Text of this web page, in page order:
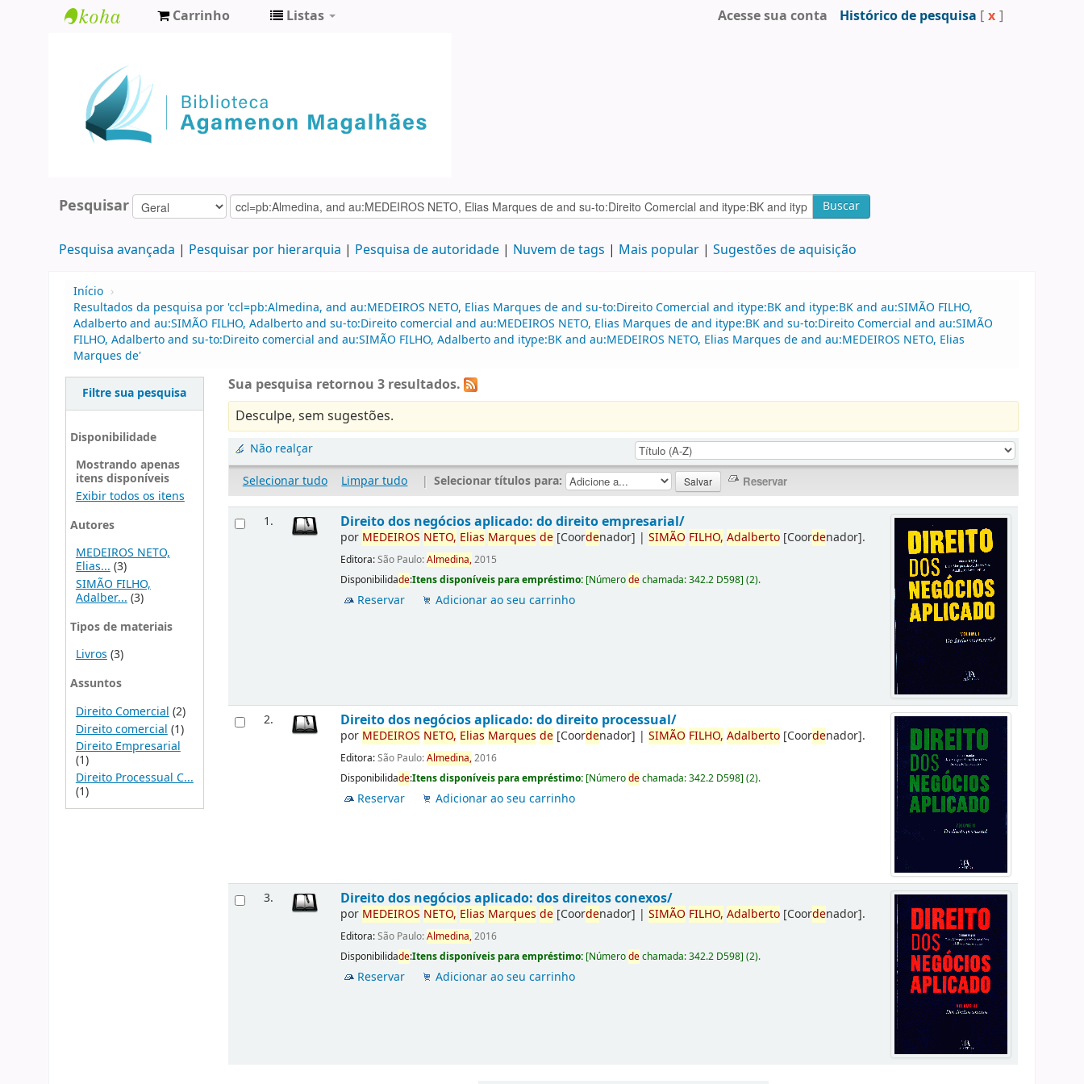
Agamenon
Magalhães
Carrinho Listas Acesse sua conta Histórico de pesquisa [ x ]
Pesquisar Buscar
Pesquisa avançada Pesquisar por hierarquia Pesquisa de autoridade Nuvem de tags Mais popular Sugestões de aquisição
Início ›
Resultados da pesquisa por 'ccl=pb:Almedina, and au:MEDEIROS NETO, Elias Marques de and su-to:Direito Comercial and itype:BK and itype:BK and au:SIMÃO FILHO,
Adalberto and au:SIMÃO FILHO, Adalberto and su-to:Direito comercial and au:MEDEIROS NETO, Elias Marques de and itype:BK and su-to:Direito Comercial and au:SIMÃO
FILHO, Adalberto and su-to:Direito comercial and au:SIMÃO FILHO, Adalberto and itype:BK and au:MEDEIROS NETO, Elias Marques de and au:MEDEIROS NETO, Elias
Marques de'
Filtre sua pesquisa
Disponibilidade
Mostrando apenas
itens disponíveis
Exibir todos os itens
Autores
MEDEIROS NETO,
Elias...(3)
SIMÃO FILHO,
Adalber... (3)
Tipos de materiais
Livros(3)
Assuntos
Direito Comercial (2)
Direito comercial (1)
Direito Empresarial
(1)
Direito Processual C...
(1)
Sua pesquisa retornou 3 resultados.
Desculpe, sem sugestões.
Não realçar
Selecionar tudo
Limpar tudo | Selecionar títulos para:
1. Direito dos negócios aplicado: do direito empresarial/
por MEDEIROS NETO, Elias Marques de [Coordenador] |SIMÃO FILHO, Adalberto [Coordenador].
Editora:São Paulo:Almedina,2015
Disponibilidade:Itens disponíveis para empréstimo: [Númerodechamada:342.2 D598](2).
Reservar Adicionar ao seu carrinho
2. Direito dos negócios aplicado: do direito processual/
por MEDEIROS NETO, Elias Marques de [Coordenador] |SIMÃO FILHO, Adalberto [Coordenador].
Editora:São Paulo:Almedina,2016
Disponibilidade:Itens disponíveis para empréstimo: [Númerodechamada:342.2 D598](2).
Reservar Adicionar ao seu carrinho
3. Direito dos negócios aplicado: dos direitos conexos/
por MEDEIROS NETO, Elias Marques de [Coordenador] |SIMÃO FILHO, Adalberto [Coordenador].
Editora:São Paulo:Almedina,2016
Disponibilidade:Itens disponíveis para empréstimo: [Númerodechamada:342.2 D598](2).
Reservar Adicionar ao seu carrinho